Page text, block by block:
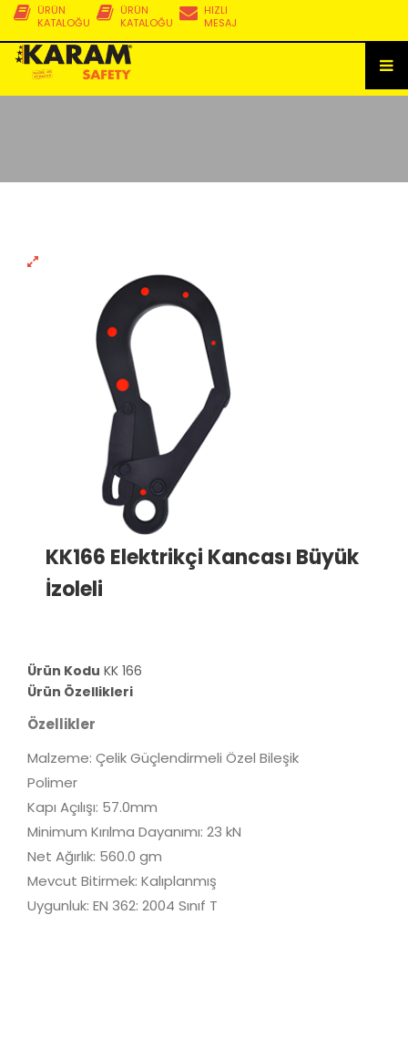
HIZLI
MESAJ
ÜRÜN
KATALOĞU
ÜRÜN
KATALOĞU
KK166 Elektrikçi Kancası Büyük
İzoleli
Ürün Kodu KK 166
Ürün Özellikleri
Özellikler
Malzeme: Çelik Güçlendirmeli Özel Bileşik
Polimer
Kapı Açılışı: 57.0mm
Minimum Kırılma Dayanımı: 23 kN
Net Ağırlık: 560.0 gm
Mevcut Bitirmek: Kalıplanmış
Uygunluk: EN 362: 2004 Sınıf T